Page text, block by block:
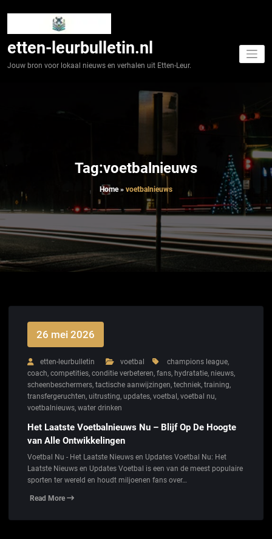
etten-leurbulletin.nl
Jouw bron voor lokaal nieuws en verhalen uit Etten-Leur.
Tag:voetbalnieuws
Home» voetbalnieuws
26 mei 2026
etten-leurbulletin voetbal champions league,
coach, competities, conditie verbeteren, fans, hydratatie, nieuws,
scheenbeschermers, tactische aanwijzingen, techniek, training,
transfergeruchten, uitrusting, updates, voetbal , voetbal nu,
voetbalnieuws, water drinken
Het Laatste Voetbalnieuws Nu – Blijf Op De Hoogte
van Alle Ontwikkelingen
Voetbal Nu - Het Laatste Nieuws en Updates Voetbal Nu: Het
Laatste Nieuws en Updates Voetbal is een van de meest populaire
sporten ter wereld en houdt miljoenen fans over…
Read More